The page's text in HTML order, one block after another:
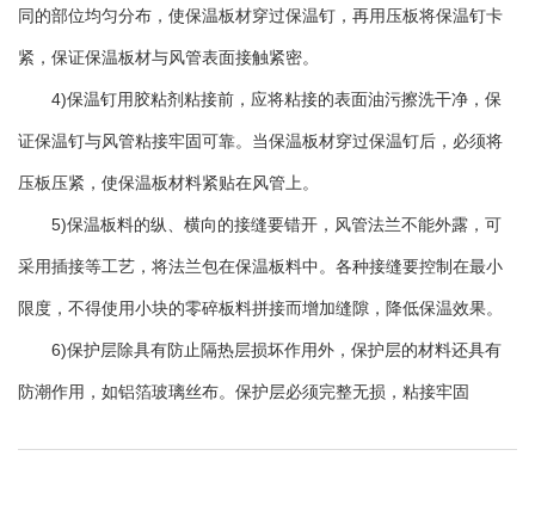
同的部位均匀分布，使保温板材穿过保温钉，再用压板将保温钉卡
紧，保证保温板材与风管表面接触紧密。
4)保温钉用胶粘剂粘接前，应将粘接的表面油污擦洗干净，保
证保温钉与风管粘接牢固可靠。当保温板材穿过保温钉后，必须将
压板压紧，使保温板材料紧贴在风管上。
5)保温板料的纵、横向的接缝要错开，风管法兰不能外露，可
采用插接等工艺，将法兰包在保温板料中。各种接缝要控制在最小
限度，不得使用小块的零碎板料拼接而增加缝隙，降低保温效果。
6)保护层除具有防止隔热层损坏作用外，保护层的材料还具有
防潮作用，如铝箔玻璃丝布。保护层必须完整无损，粘接牢固